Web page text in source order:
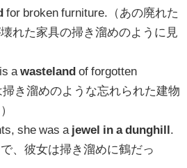
for broken furniture.（あの廃れた
れた家具の掃き溜めのように見
a wasteland of forgotten
き溜めのような忘れられた建物
she was a jewel in a dunghill
、彼女は掃き溜めに鶴だっ